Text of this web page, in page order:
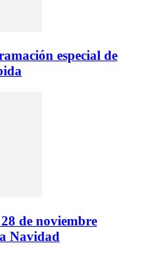
especial de
de noviembre
Navidad